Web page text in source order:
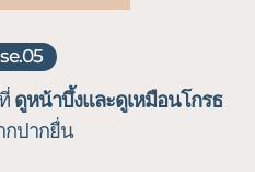
ดูหน้าบึ้งและดูเหมือนโกรธ
กปากยื่น